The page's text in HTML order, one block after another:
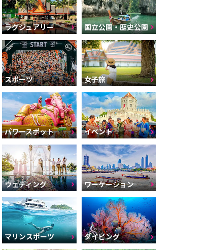
ラグジュアリー 国立公園・歴史公園
スポーツ 女子旅
パワースポット イベント
ウェディング ワーケーション
マリンスポーツ ダイビング